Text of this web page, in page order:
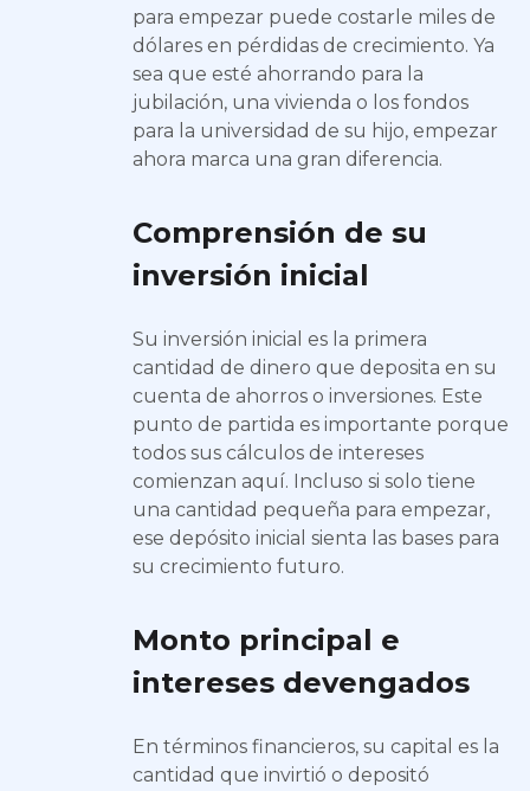
para empezar puede costarle miles de
dólares en pérdidas de crecimiento. Ya
sea que esté ahorrando para la
jubilación, una vivienda o los fondos
para la universidad de su hijo, empezar
ahora marca una gran diferencia.
Comprensión de su
inversión inicial
Su inversión inicial es la primera
cantidad de dinero que deposita en su
cuenta de ahorros o inversiones. Este
punto de partida es importante porque
todos sus cálculos de intereses
comienzan aquí. Incluso si solo tiene
una cantidad pequeña para empezar,
ese depósito inicial sienta las bases para
su crecimiento futuro.
Monto principal e
intereses devengados
En términos financieros, su capital es la
cantidad que invirtió o depositó